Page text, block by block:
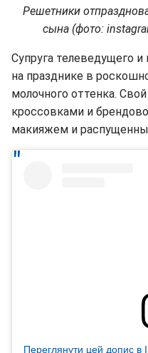
Решетники
сына (фото:
Супруга телеведущего
на празднике в
молочного оттенка.
кроссовками и
макияжем и
Переглянути цей допис в